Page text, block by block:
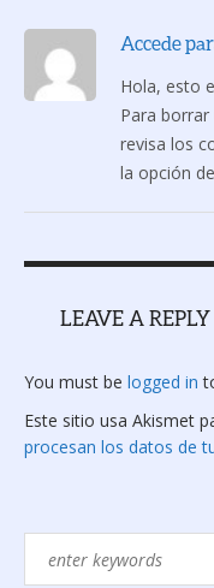
Accede
Hola, esto
Para
revisa los
la opción
LEAVE A REPLY
You must be logged in
Este sitio usa Akismet
procesan los datos de